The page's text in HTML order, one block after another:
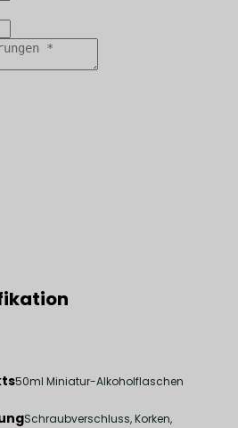
50ml Miniatur-Alkoholflaschen
Schraubverschluss, Korken,